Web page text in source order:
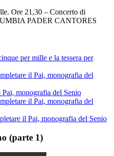
Ore 21,30 – Concerto di
PADER CANTORES
per mille e la tessera per
il Pai, monografia del
monografia del Senio
il Pai, monografia del
il Pai, monografia del Senio
(parte 1)